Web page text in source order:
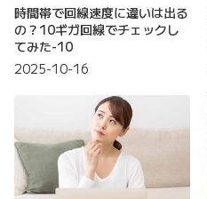
時間帯で回線速度に違いは出る
の？10ギガ回線でチェックし
てみた-10
2025-10-16